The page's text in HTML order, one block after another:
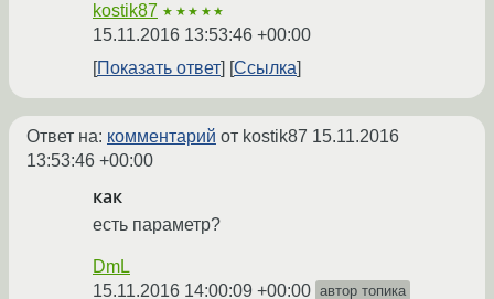
kostik87 ★★★★★
15.11.2016 13:53:46 +00:00
Показать ответ
Ссылка
Ответ на: комментарий от kostik87 15.11.2016
13:53:46 +00:00
как
есть параметр?
DmL
15.11.2016 14:00:09 +00:00 автор топика